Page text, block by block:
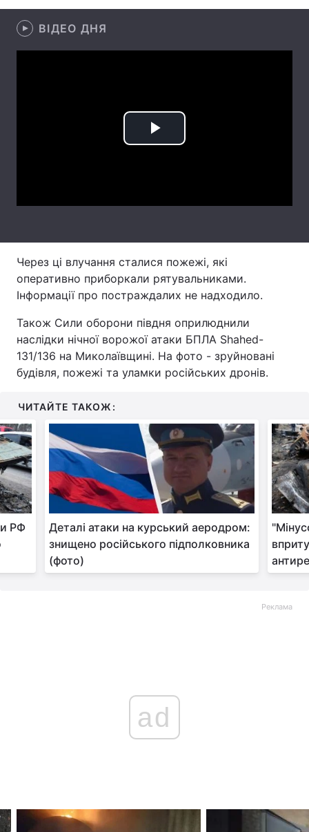
АрхівВІДЕО ДНЯ
Play
Через ці влучання сталися пожежі, які
оперативно приборкали рятувальниками.
Інформації про постраждалих не надходило.
Також Сили оборони півдня оприлюднили
наслідки нічної ворожої атаки БПЛА Shahed-
131/136 на Миколаївщині. На фото - зруйновані
будівля, пожежі та уламки російських дронів.
ЧИТАЙТЕ ТАКОЖ:
РФ
Деталі атаки на курський аеродром:
знищено російського підполковника
(фото)
Реклама
ad